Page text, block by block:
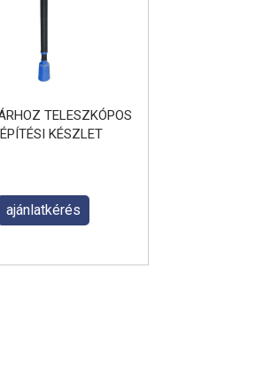
TELESZKÓPOS
KÉSZLET
ajánlatkérés